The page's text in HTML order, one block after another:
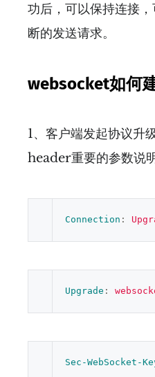
功后，可以保持连接
断的发送请求。
websocket如何
1、客户端发起协议升
header重要的参数说
Connection :
Upgrade :
Sec-WebSocket-